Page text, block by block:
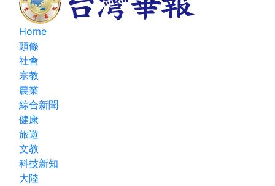
Home
頭條
社會
宗教
農業
綜合新聞
健康
旅遊
文教
科技新知
大陸